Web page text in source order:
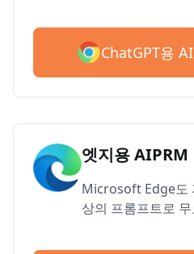
ChatGPT용
엣지용 AIPRM
Microsoft Edge도
상의 프롬프트로